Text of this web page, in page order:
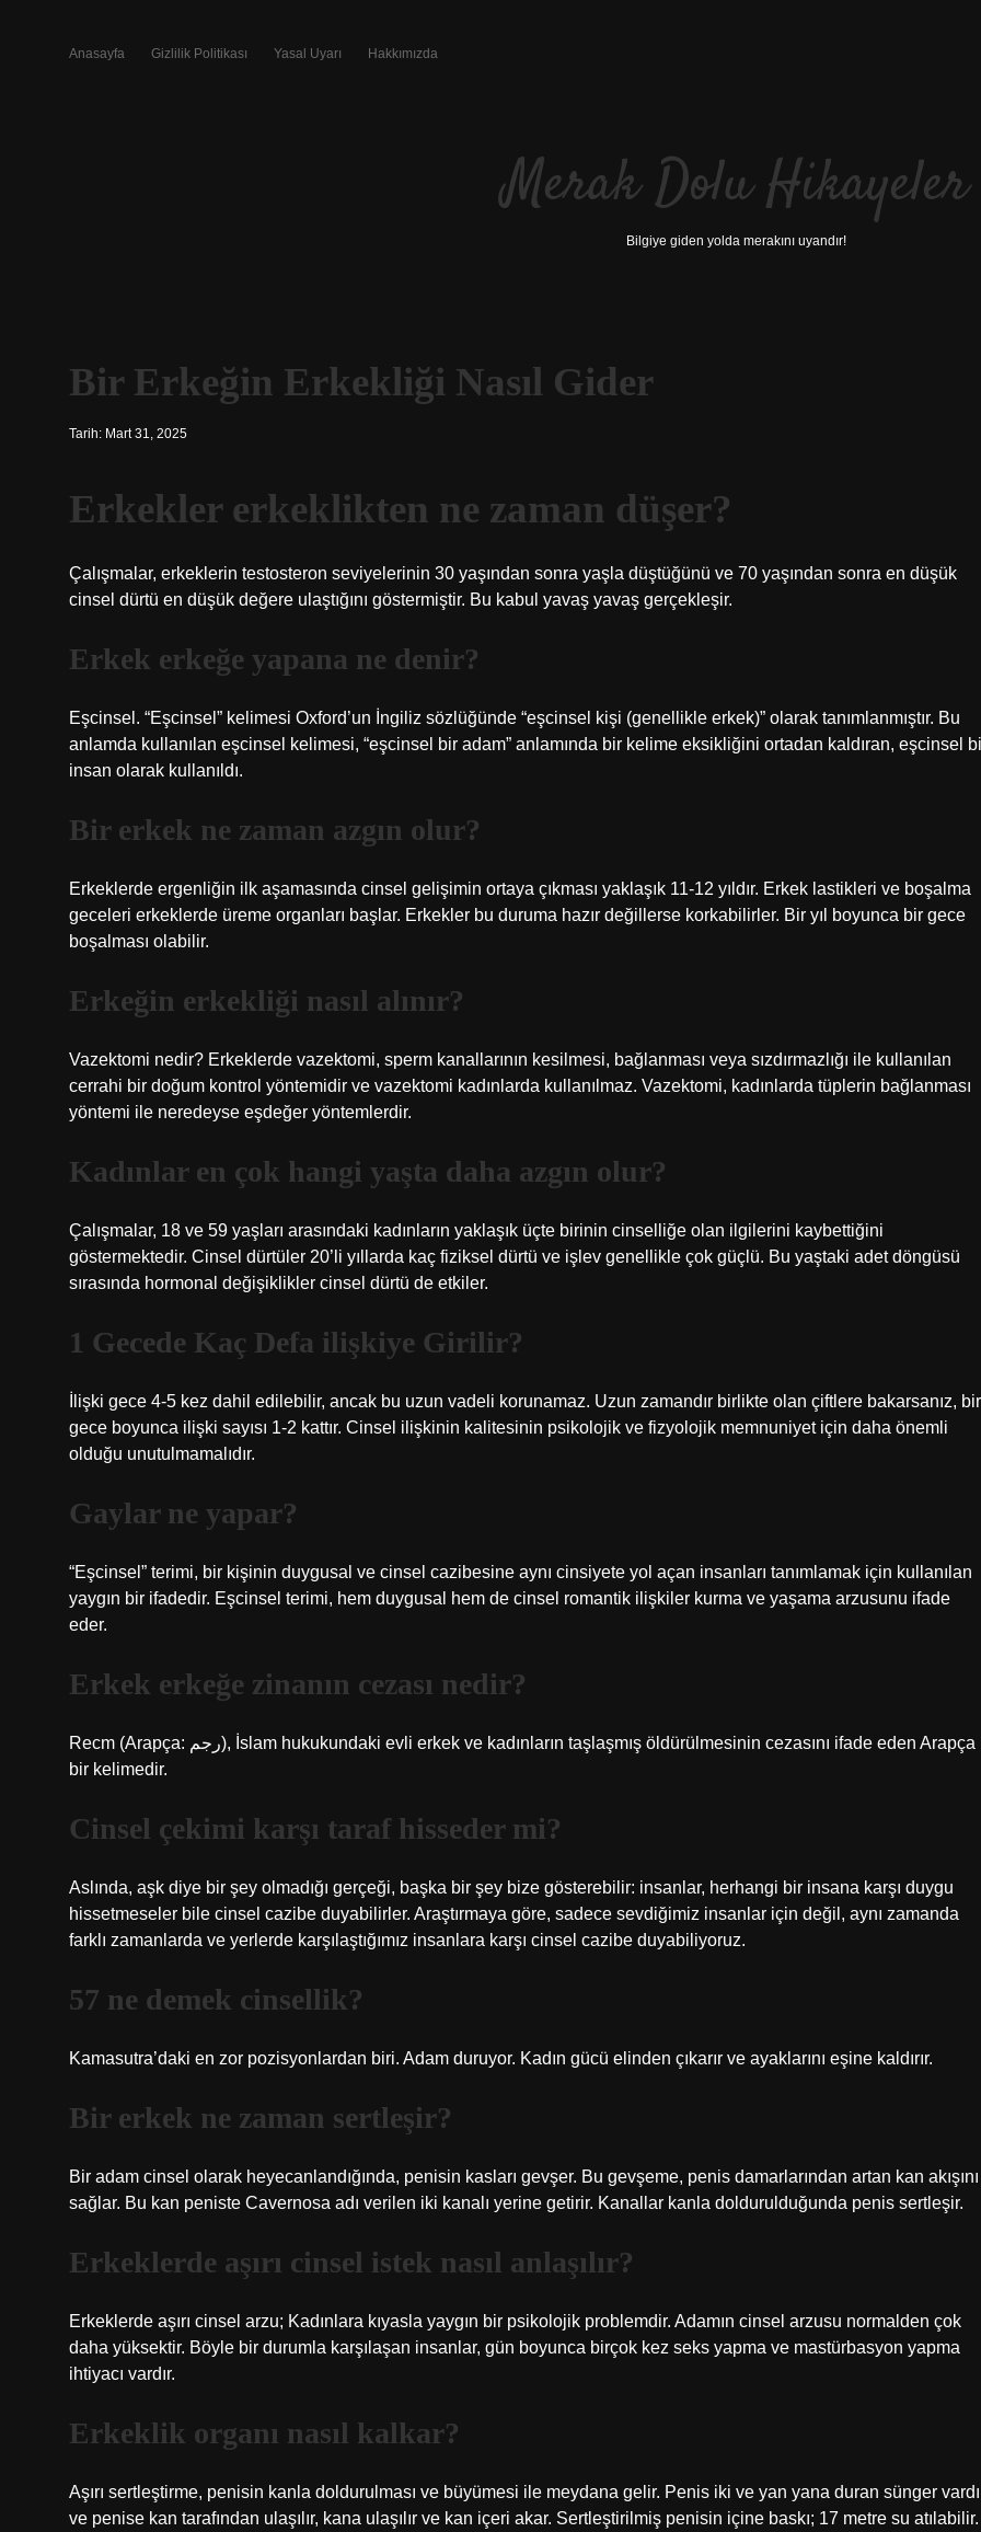
Anasayfa Gizlilik Politikası Yasal Uyarı Hakkımızda
Merak Dolu Hikayeler
Bilgiye giden yolda merakını uyandır!
Bir Erkeğin Erkekliği Nasıl Gider
Tarih: Mart 31, 2025
Erkekler erkeklikten ne zaman düşer?
Çalışmalar, erkeklerin testosteron seviyelerinin 30 yaşından sonra yaşla düştüğünü ve 70 yaşından sonra en düşük
cinsel dürtü en düşük değere ulaştığını göstermiştir. Bu kabul yavaş yavaş gerçekleşir.
Erkek erkeğe yapana ne denir?
Eşcinsel. “Eşcinsel” kelimesi Oxford’un İngiliz sözlüğünde “eşcinsel kişi (genellikle erkek)” olarak tanımlanmıştır. Bu
anlamda kullanılan eşcinsel kelimesi, “eşcinsel bir adam” anlamında bir kelime eksikliğini ortadan kaldıran, eşcinsel
insan olarak kullanıldı.
Bir erkek ne zaman azgın olur?
Erkeklerde ergenliğin ilk aşamasında cinsel gelişimin ortaya çıkması yaklaşık 11-12 yıldır. Erkek lastikleri ve boşalma
geceleri erkeklerde üreme organları başlar. Erkekler bu duruma hazır değillerse korkabilirler. Bir yıl boyunca bir gece
boşalması olabilir.
Erkeğin erkekliği nasıl alınır?
Vazektomi nedir? Erkeklerde vazektomi, sperm kanallarının kesilmesi, bağlanması veya sızdırmazlığı ile kullanılan
cerrahi bir doğum kontrol yöntemidir ve vazektomi kadınlarda kullanılmaz. Vazektomi, kadınlarda tüplerin bağlanması
yöntemi ile neredeyse eşdeğer yöntemlerdir.
Kadınlar en çok hangi yaşta daha azgın olur?
Çalışmalar, 18 ve 59 yaşları arasındaki kadınların yaklaşık üçte birinin cinselliğe olan ilgilerini kaybettiğini
göstermektedir. Cinsel dürtüler 20’li yıllarda kaç fiziksel dürtü ve işlev genellikle çok güçlü. Bu yaştaki adet döngüsü
sırasında hormonal değişiklikler cinsel dürtü de etkiler.
1 Gecede Kaç Defa ilişkiye Girilir?
İlişki gece 4-5 kez dahil edilebilir, ancak bu uzun vadeli korunamaz. Uzun zamandır birlikte olan çiftlere bakarsanız, bir
gece boyunca ilişki sayısı 1-2 kattır. Cinsel ilişkinin kalitesinin psikolojik ve fizyolojik memnuniyet için daha önemli
olduğu unutulmamalıdır.
Gaylar ne yapar?
“Eşcinsel” terimi, bir kişinin duygusal ve cinsel cazibesine aynı cinsiyete yol açan insanları tanımlamak için kullanılan
yaygın bir ifadedir. Eşcinsel terimi, hem duygusal hem de cinsel romantik ilişkiler kurma ve yaşama arzusunu ifade
eder.
Erkek erkeğe zinanın cezası nedir?
Recm (Arapça: رجم), İslam hukukundaki evli erkek ve kadınların taşlaşmış öldürülmesinin cezasını ifade eden Arapça
bir kelimedir.
Cinsel çekimi karşı taraf hisseder mi?
Aslında, aşk diye bir şey olmadığı gerçeği, başka bir şey bize gösterebilir: insanlar, herhangi bir insana karşı duygu
hissetmeseler bile cinsel cazibe duyabilirler. Araştırmaya göre, sadece sevdiğimiz insanlar için değil, aynı zamanda
farklı zamanlarda ve yerlerde karşılaştığımız insanlara karşı cinsel cazibe duyabiliyoruz.
57 ne demek cinsellik?
Kamasutra’daki en zor pozisyonlardan biri. Adam duruyor. Kadın gücü elinden çıkarır ve ayaklarını eşine kaldırır.
Bir erkek ne zaman sertleşir?
Bir adam cinsel olarak heyecanlandığında, penisin kasları gevşer. Bu gevşeme, penis damarlarından artan kan akışını
sağlar. Bu kan peniste Cavernosa adı verilen iki kanalı yerine getirir. Kanallar kanla doldurulduğunda penis sertleşir.
Erkeklerde aşırı cinsel istek nasıl anlaşılır?
Erkeklerde aşırı cinsel arzu; Kadınlara kıyasla yaygın bir psikolojik problemdir. Adamın cinsel arzusu normalden çok
daha yüksektir. Böyle bir durumla karşılaşan insanlar, gün boyunca birçok kez seks yapma ve mastürbasyon yapma
ihtiyacı vardır.
Erkeklik organı nasıl kalkar?
Aşırı sertleştirme, penisin kanla doldurulması ve büyümesi ile meydana gelir. Penis iki ve yan yana duran sünger
ve penise kan tarafından ulaşılır, kana ulaşılır ve kan içeri akar. Sertleştirilmiş penisin içine baskı; 17 metre su atılabilir.